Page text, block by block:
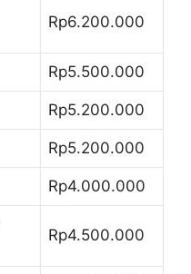
Rp6.200.000
Rp5.500.000
Rp5.200.000
Rp5.200.000
Rp4.000.000
Rp4.500.000